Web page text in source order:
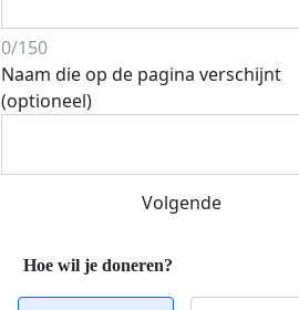
0/150
Naam die op de pagina verschijnt
(optioneel)
Volgende